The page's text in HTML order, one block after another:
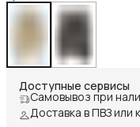
Доступные сервисы
Самовывоз при
Доставка в ПВЗ или